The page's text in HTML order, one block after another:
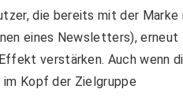
die bereits mit der Marke
eines Newsletters), erneut
verstärken. Auch wenn
Kopf der Zielgruppe